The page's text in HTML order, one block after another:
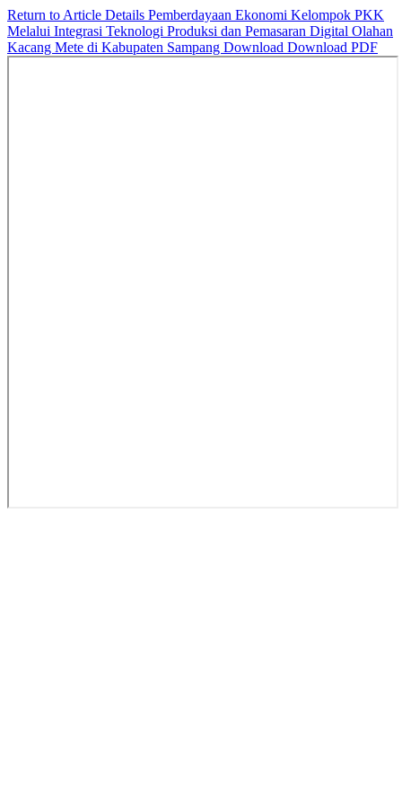
Return to Article Details Pemberdayaan Ekonomi Kelompok PKK
Melalui Integrasi Teknologi Produksi dan Pemasaran Digital Olahan
Kacang Mete di Kabupaten Sampang Download Download PDF